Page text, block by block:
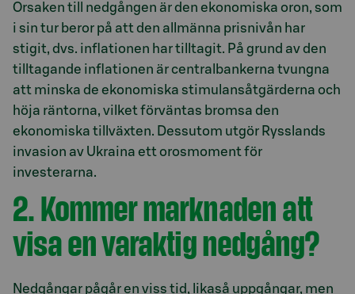
Orsaken till nedgången är den ekonomiska oron, som
i sin tur beror på att den allmänna prisnivån har
stigit, dvs. inflationen har tilltagit. På grund av den
tilltagande inflationen är centralbankerna tvungna
att minska de ekonomiska stimulansåtgärderna och
höja räntorna, vilket förväntas bromsa den
ekonomiska tillväxten. Dessutom utgör Rysslands
invasion av Ukraina ett orosmoment för
investerarna.
2. Kommer marknaden att
visa en varaktig nedgång?
Nedgångar pågår en viss tid, likaså uppgångar, men